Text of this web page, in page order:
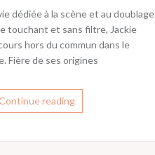
dédiée à la scène et au doublage
touchant et sans filtre, Jackie
hors du commun dans le
Fière de ses origines
reading